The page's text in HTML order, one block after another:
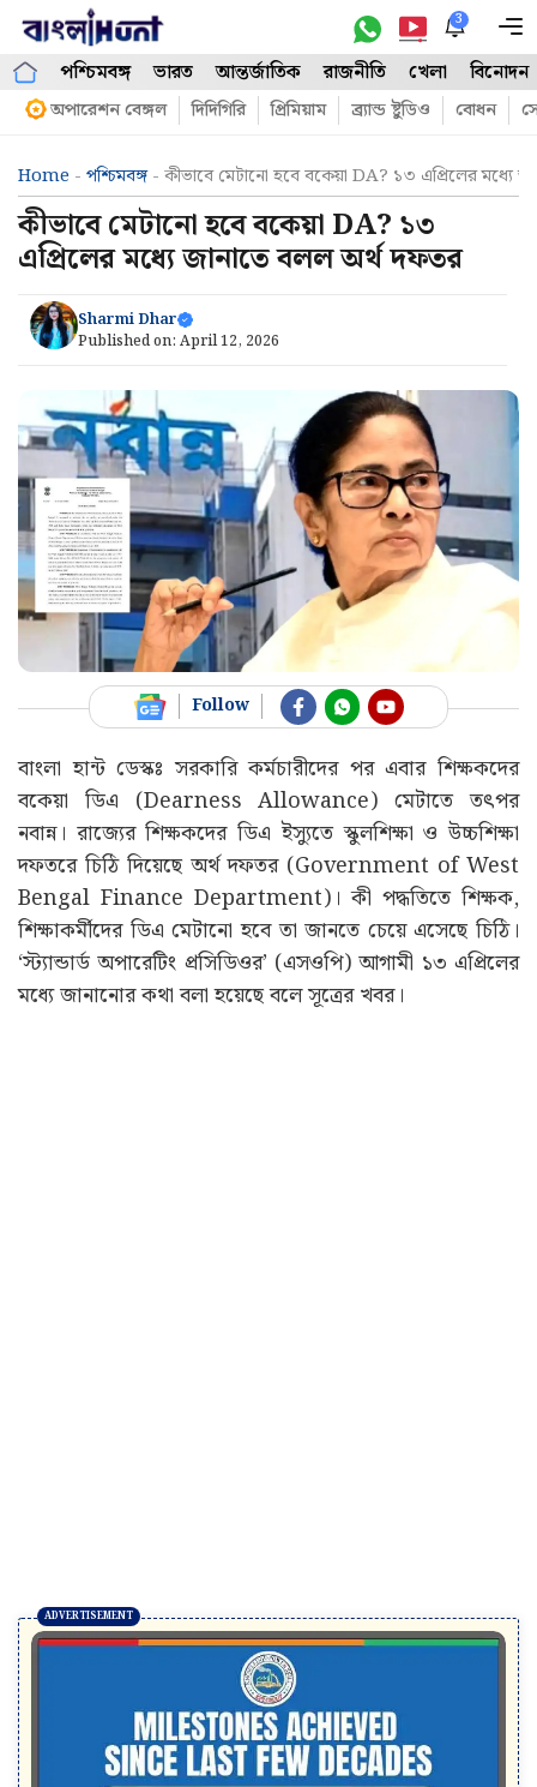
Skip
content
3
পশ্চিমবঙ্গ ভারত আন্তর্জাতিক রাজনীতি খেলা বিনোদন
অপারেশন বেঙ্গল দিদিগিরি প্রিমিয়াম ব্র্যান্ড ষ্টুডিও বোধন
Home - পশ্চিমবঙ্গ- কীভাবে মেটানো হবে বকেয়া DA? ১৩ এপ্রিলের মধ্যে
কীভাবে মেটানো হবে বকেয়া DA? ১৩
এপ্রিলের মধ্যে জানাতে বলল অর্থ দফতর
Sharmi Dhar
Published on: April 12, 2026
Follow
বাংলা হান্ট ডেস্কঃ সরকারি কর্মচারীদের পর এবার শিক্ষকদের
বকেয়া ডিএ (Dearness Allowance) মেটাতে তৎপর
নবান্ন। রাজ্যের শিক্ষকদের ডিএ ইস্যুতে স্কুলশিক্ষা ও উচ্চশিক্ষা
দফতরে চিঠি দিয়েছে অর্থ দফতর (Government of West
Bengal Finance Department)। কী পদ্ধতিতে শিক্ষক,
শিক্ষাকর্মীদের ডিএ মেটানো হবে তা জানতে চেয়ে এসেছে চিঠি।
‘স্ট্যান্ডার্ড অপারেটিং প্রসিডিওর’ (এসওপি) আগামী ১৩ এপ্রিলের
মধ্যে জানানোর কথা বলা হয়েছে বলে সূত্রের খবর।